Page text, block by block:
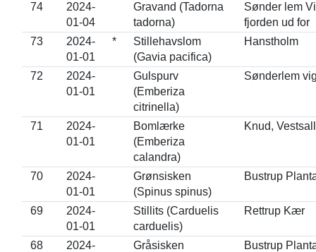
74
2024-
01-04
Gravand (Tadorna
tadorna)
Sønder lem
fjorden ud for
73
2024-
01-01
*
Stillehavslom
(Gavia pacifica)
Hanstholm
72
2024-
01-01
Gulspurv
(Emberiza
citrinella)
Sønderlem
71
2024-
01-01
Bomlærke
(Emberiza
calandra)
Knud,
70
2024-
01-01
Grønsisken
(Spinus spinus)
Bustrup
69
2024-
01-01
Stillits (Carduelis
carduelis)
Rettrup Kær
68
2024-
Gråsisken
Bustrup